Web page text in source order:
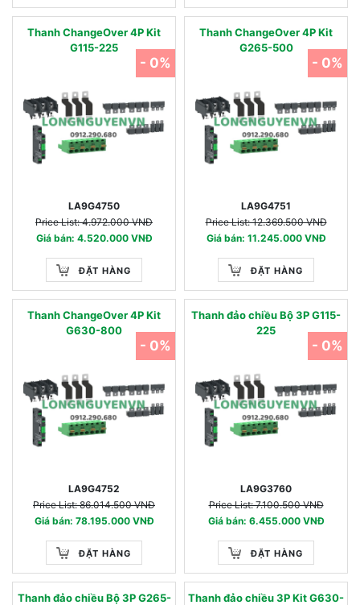
Thanh ChangeOver 4P Kit
G115-225
LA9G4750
Price List: 4.972.000 VNĐ
Giá bán: 4.520.000 VNĐ
ĐẶT HÀNG
- 0%
Thanh ChangeOver 4P Kit
G265-500
LA9G4751
Price List: 12.369.500 VNĐ
Giá bán: 11.245.000 VNĐ
ĐẶT HÀNG
- 0%
Thanh ChangeOver 4P Kit
G630-800
LA9G4752
Price List: 86.014.500 VNĐ
Giá bán: 78.195.000 VNĐ
ĐẶT HÀNG
- 0%
Thanh đảo chiều Bộ 3P G115-
225
LA9G3760
Price List: 7.100.500 VNĐ
Giá bán: 6.455.000 VNĐ
ĐẶT HÀNG
- 0%
Thanh đảo chiều Bộ 3P G265- Thanh đảo chiều 3P Kit G630-